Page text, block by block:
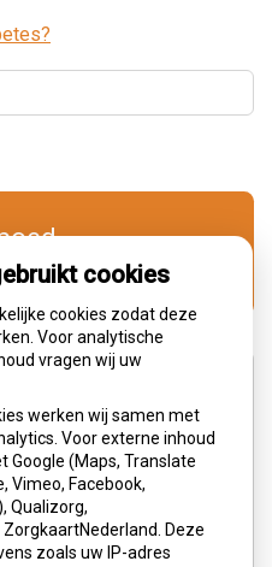
1515 cookies
cookies zodat deze
Voor analytische
vragen wij uw
werken wij samen met
Voor externe inhoud
Google (Maps, Translate
Vimeo, Facebook,
Qualizorg,
Deze
zoals uw IP-adres